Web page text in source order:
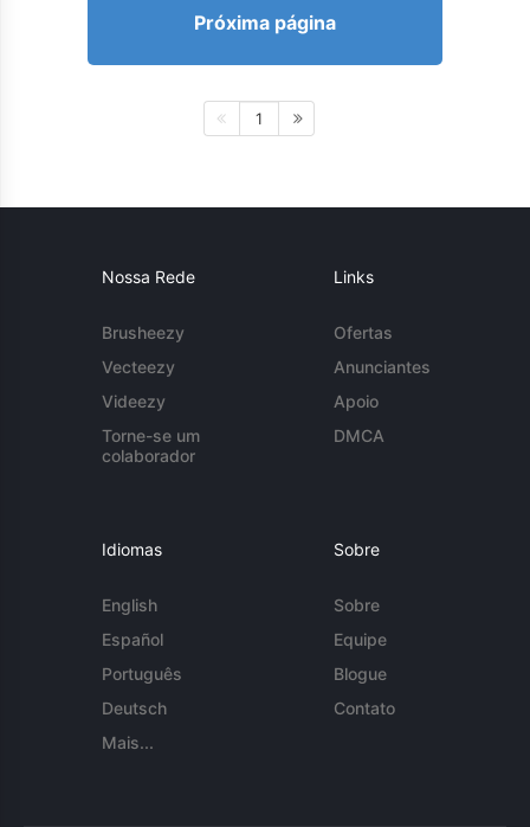
Próxima página
1
Nossa Rede
Brusheezy
Vecteezy
Videezy
Torne-se um
colaborador
Links
Ofertas
Anunciantes
Apoio
DMCA
Idiomas
English
Español
Português
Deutsch
Mais...
Sobre
Sobre
Equipe
Blogue
Contato